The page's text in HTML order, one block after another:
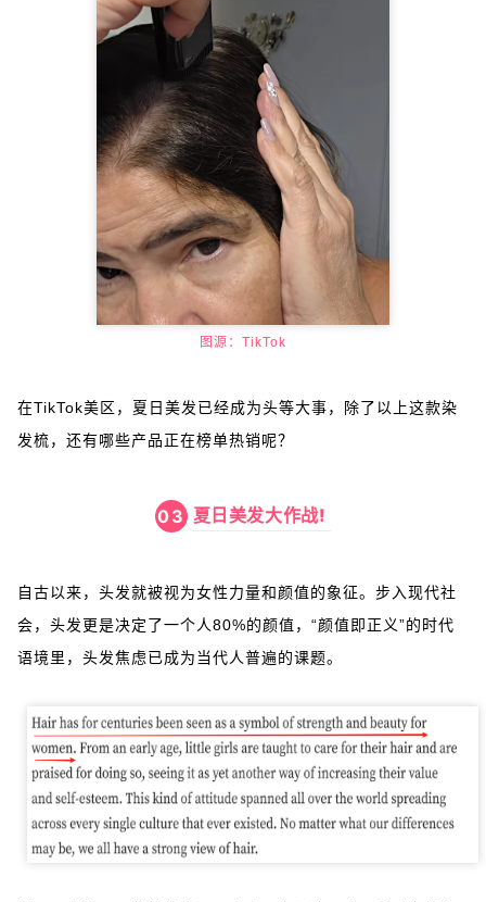
图源：TikTok
在TikTok美区，夏日美发已经成为头等大事，除了以上这款染
发梳，还有哪些产品正在榜单热销呢？
03 夏日美发大作战!
自古以来，头发就被视为女性力量和颜值的象征。步入现代社
会，头发更是决定了一个人80%的颜值，“颜值即正义”的时代
语境里，头发焦虑已成为当代人普遍的课题。